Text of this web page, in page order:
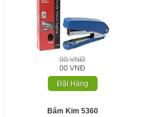
00 VNĐ
00 VNĐ
Đặt Hàng
Bấm Kim 5360